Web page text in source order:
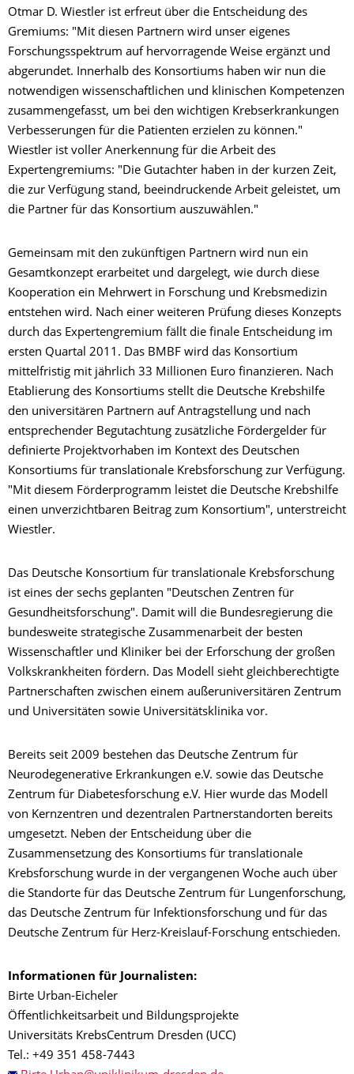
Otmar D. Wiestler ist erfreut über die Entscheidung des
Gremiums: "Mit diesen Partnern wird unser eigenes
Forschungsspektrum auf hervorragende Weise ergänzt und
abgerundet. Innerhalb des Konsortiums haben wir nun die
notwendigen wissenschaftlichen und klinischen Kompetenzen
zusammengefasst, um bei den wichtigen Krebserkrankungen
Verbesserungen für die Patienten erzielen zu können."
Wiestler ist voller Anerkennung für die Arbeit des
Expertengremiums: "Die Gutachter haben in der kurzen Zeit,
die zur Verfügung stand, beeindruckende Arbeit geleistet, um
die Partner für das Konsortium auszuwählen."
Gemeinsam mit den zukünftigen Partnern wird nun ein
Gesamtkonzept erarbeitet und dargelegt, wie durch diese
Kooperation ein Mehrwert in Forschung und Krebsmedizin
entstehen wird. Nach einer weiteren Prüfung dieses Konzepts
durch das Expertengremium fällt die finale Entscheidung im
ersten Quartal 2011. Das BMBF wird das Konsortium
mittelfristig mit jährlich 33 Millionen Euro finanzieren. Nach
Etablierung des Konsortiums stellt die Deutsche Krebshilfe
den universitären Partnern auf Antragstellung und nach
entsprechender Begutachtung zusätzliche Fördergelder für
definierte Projektvorhaben im Kontext des Deutschen
Konsortiums für translationale Krebsforschung zur Verfügung.
"Mit diesem Förderprogramm leistet die Deutsche Krebshilfe
einen unverzichtbaren Beitrag zum Konsortium", unterstreicht
Wiestler.
Das Deutsche Konsortium für translationale Krebsforschung
ist eines der sechs geplanten "Deutschen Zentren für
Gesundheitsforschung". Damit will die Bundesregierung die
bundesweite strategische Zusammenarbeit der besten
Wissenschaftler und Kliniker bei der Erforschung der großen
Volkskrankheiten fördern. Das Modell sieht gleichberechtigte
Partnerschaften zwischen einem außeruniversitären Zentrum
und Universitäten sowie Universitätsklinika vor.
Bereits seit 2009 bestehen das Deutsche Zentrum für
Neurodegenerative Erkrankungen e.V. sowie das Deutsche
Zentrum für Diabetesforschung e.V. Hier wurde das Modell
von Kernzentren und dezentralen Partnerstandorten bereits
umgesetzt. Neben der Entscheidung über die
Zusammensetzung des Konsortiums für translationale
Krebsforschung wurde in der vergangenen Woche auch über
die Standorte für das Deutsche Zentrum für Lungenforschung,
das Deutsche Zentrum für Infektionsforschung und für das
Deutsche Zentrum für Herz-Kreislauf-Forschung entschieden.
Informationen für Journalisten:
Birte Urban-Eicheler
Öffentlichkeitsarbeit und Bildungsprojekte
Universitäts KrebsCentrum Dresden (UCC)
Tel.: +49 351 458-7443